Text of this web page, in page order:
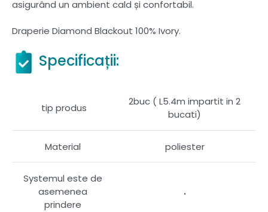
asigurând un ambient cald și confortabil.
Draperie Diamond Blackout 100% Ivory.
Specificații:
tip produs
2buc ( L5.4m impartit in 2
bucati)
Material poliester
Systemul este de
asemenea
prindere
.